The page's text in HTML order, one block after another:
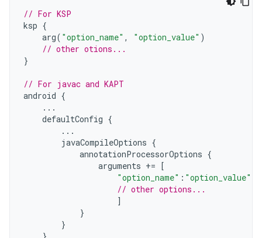
// For KSP
ksp {
arg( "option_name" , "option_value" )
// other otions...
}
// For javac and KAPT
android {
...
defaultConfig {
...
javaCompileOptions {
annotationProcessorOptions {
arguments += [
"option_name" : "option_value"
// other options...
]
}
}